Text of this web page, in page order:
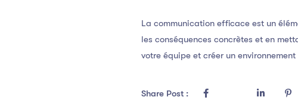
La communication efficace est un
les conséquences concrètes et en
votre équipe et créer un
Share Post :